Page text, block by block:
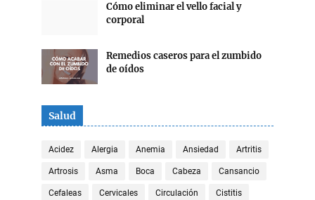
Cómo eliminar el vello facial y
corporal
Remedios caseros para el zumbido
de oídos
Salud
Acidez Alergia Anemia Ansiedad Artritis
Artrosis Asma Boca Cabeza Cansancio
Cefaleas Cervicales Circulación Cistitis